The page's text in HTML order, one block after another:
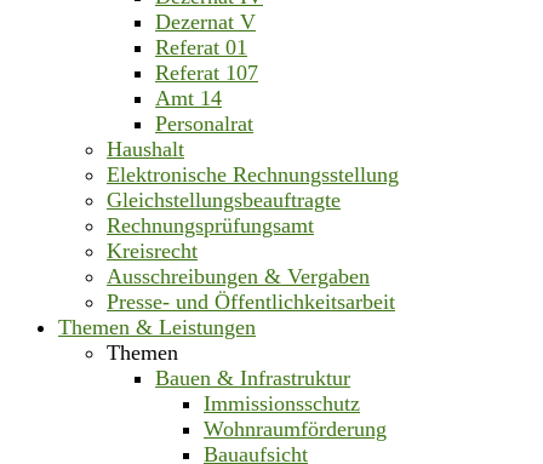
Dezernat V
Referat 01
Referat 107
Amt 14
Personalrat
Haushalt
Elektronische Rechnungsstellung
Gleichstellungsbeauftragte
Rechnungsprüfungsamt
Kreisrecht
Ausschreibungen & Vergaben
Presse- und Öffentlichkeitsarbeit
Themen & Leistungen
Themen
Bauen & Infrastruktur
Immissionsschutz
Wohnraumförderung
Bauaufsicht